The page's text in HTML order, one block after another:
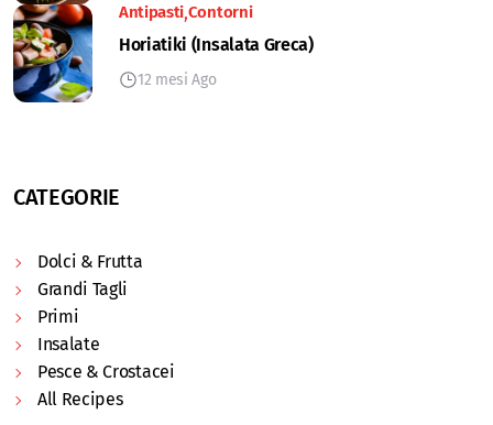
Antipasti Contorni
Horiatiki (Insalata Greca)
12 mesi Ago
CATEGORIE
Dolci & Frutta
Grandi Tagli
Primi
Insalate
Pesce & Crostacei
All Recipes